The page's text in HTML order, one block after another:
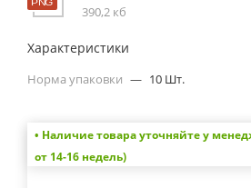
390,2 кб
Характеристики
Норма упаковки — 10 Шт.
• Наличие товара уточняйте у
от 14-16 недель)